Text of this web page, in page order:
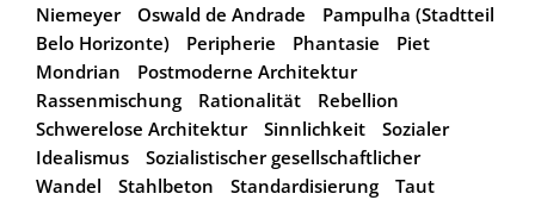
Niemeyer
Oswald de Andrade
Pampulha (Stadtteil
Belo Horizonte)
Peripherie Phantasie
Piet
Mondrian
Postmoderne Architektur
Rassenmischung
Rationalität
Rebellion
Schwerelose Architektur
Sinnlichkeit
Sozialer
Idealismus
Sozialistischer gesellschaftlicher
Wandel
Stahlbeton Standardisierung
Taut